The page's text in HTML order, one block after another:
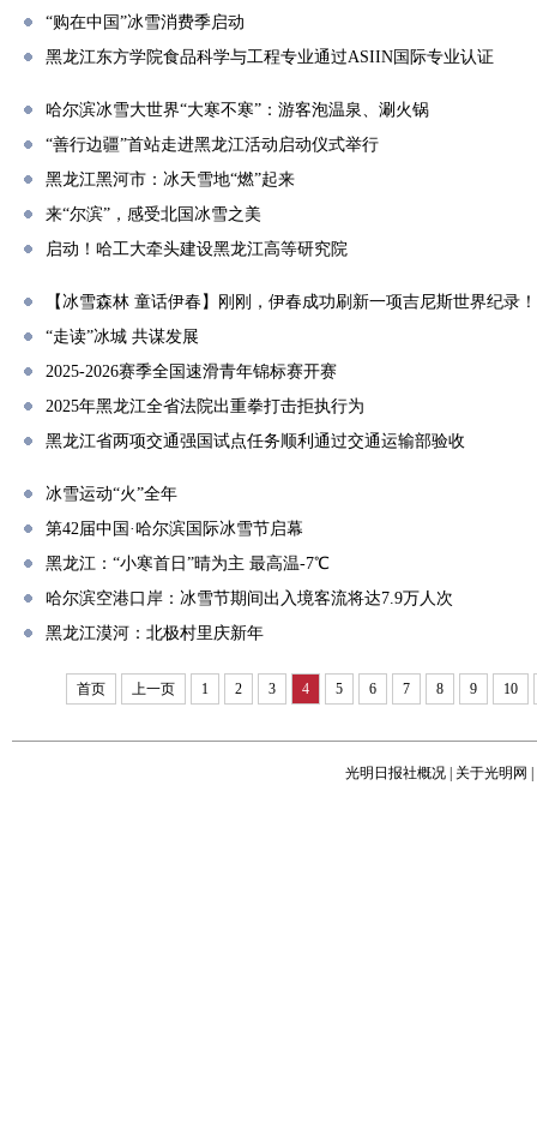
“购在中国”冰雪消费季启动
黑龙江东方学院食品科学与工程专业通过ASIIN国际专业认证
哈尔滨冰雪大世界“大寒不寒”：游客泡温泉、涮火锅
“善行边疆”首站走进黑龙江活动启动仪式举行
黑龙江黑河市：冰天雪地“燃”起来
来“尔滨”，感受北国冰雪之美
启动！哈工大牵头建设黑龙江高等研究院
【冰雪森林 童话伊春】刚刚，伊春成功刷新一项吉尼斯世界纪录！
“走读”冰城 共谋发展
2025-2026赛季全国速滑青年锦标赛开赛
2025年黑龙江全省法院出重拳打击拒执行为
黑龙江省两项交通强国试点任务顺利通过交通运输部验收
冰雪运动“火”全年
第42届中国·哈尔滨国际冰雪节启幕
黑龙江：“小寒首日”晴为主 最高温-7℃
哈尔滨空港口岸：冰雪节期间出入境客流将达7.9万人次
黑龙江漠河：北极村里庆新年
首页 上一页 1 2 3 4 5 6 7 8 9 10
光明日报社概况 关于光明网